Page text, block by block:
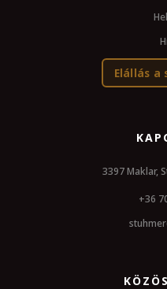
Elállás a
3397 Maklar,
+36